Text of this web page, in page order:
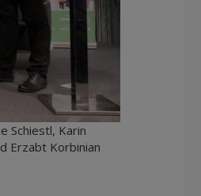
Schiestl, Karin
Erzabt Korbinian